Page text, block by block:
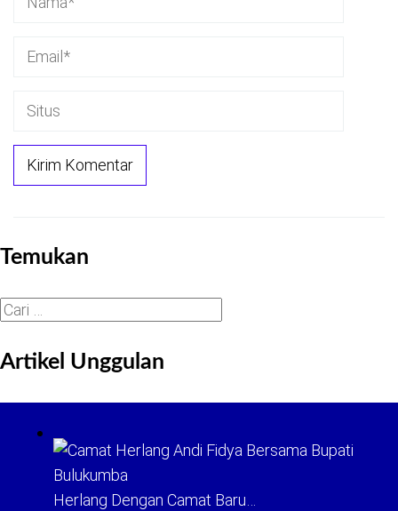
Temukan
Cari
Artikel Unggulan
Herlang Dengan Camat Baru…